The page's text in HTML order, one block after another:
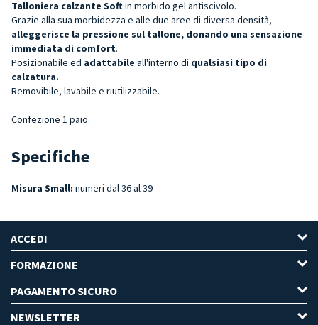
Talloniera calzante Softin morbido gel antiscivolo.
Grazie alla sua morbidezza e alle due aree di diversa densità,
alleggerisce la pressione sul tallone, donando una sensazione
immediata di comfort.
Posizionabile ed adattabile all'interno di qualsiasi tipo di
calzatura.
Removibile, lavabile e riutilizzabile.
Confezione 1 paio.
Specifiche
Misura Small: numeri dal 36 al 39
ACCEDI
FORMAZIONE
PAGAMENTO SICURO
NEWSLETTER